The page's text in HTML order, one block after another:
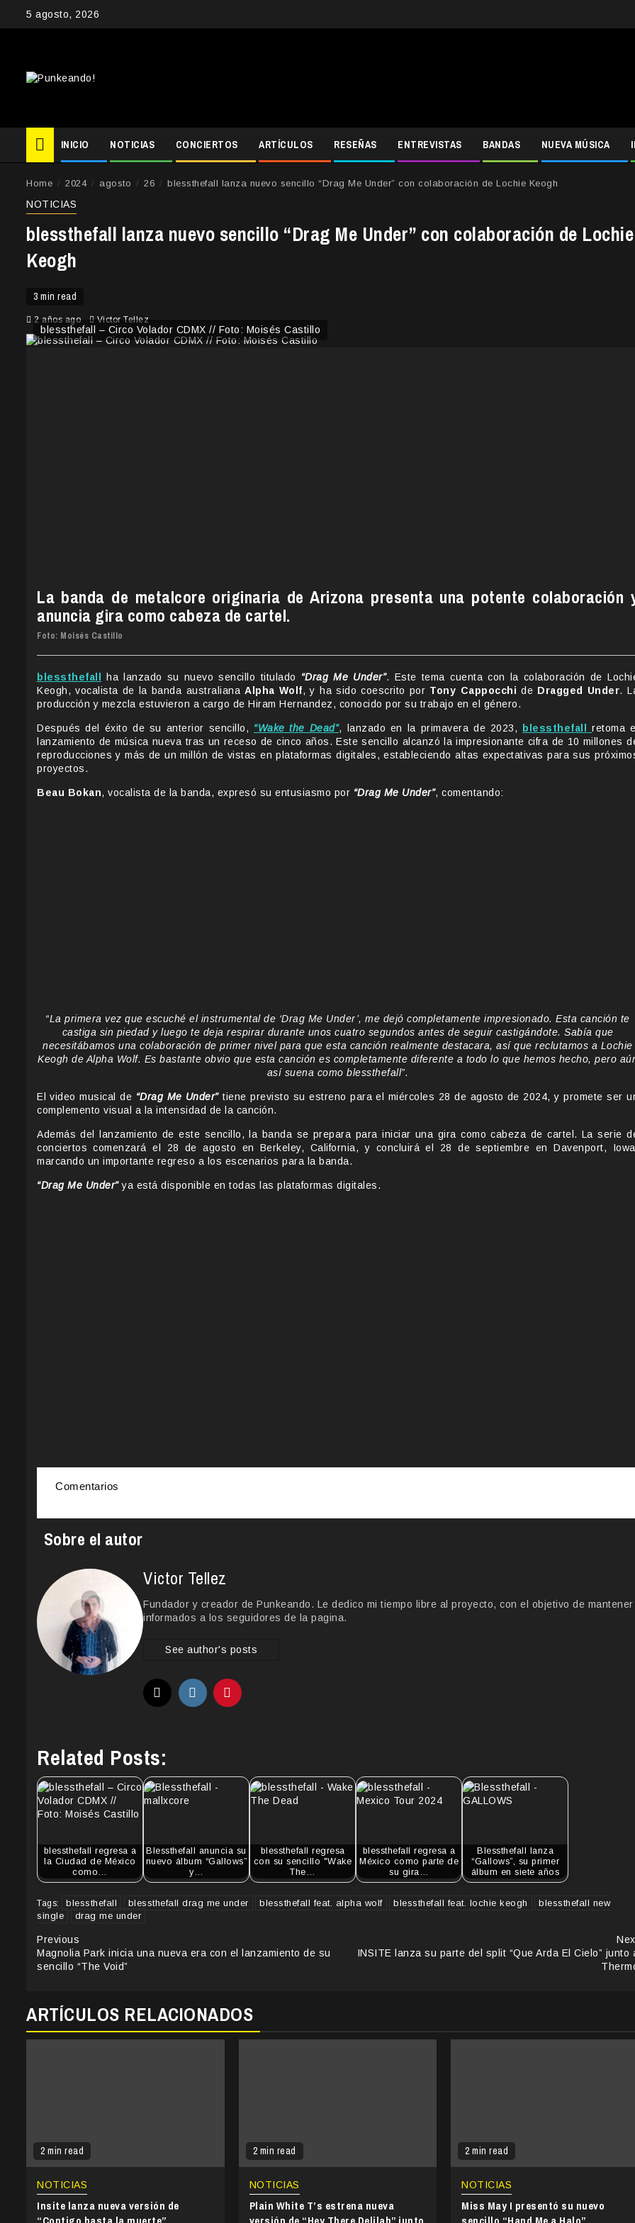
5 agosto, 2026
INICIO NOTICIAS CONCIERTOS ARTÍCULOS RESEÑAS ENTREVISTAS BANDAS NUEVA MÚSICA
Home 2024 agosto 26 blessthefall lanza nuevo sencillo “Drag Me Under” con colaboración de Lochie Keogh
NOTICIAS
blessthefall lanza nuevo sencillo “Drag Me Under” con colaboración de Lochie
Keogh
3 min read
2 años ago Victor Tellez
blessthefall – Circo Volador CDMX // Foto: Moisés Castillo
La banda de metalcore originaria de Arizona presenta una potente colaboración
anuncia gira como cabeza de cartel.
Foto: Moisés Castillo
blessthefall ha lanzado su nuevo sencillo titulado “Drag Me Under”. Este tema cuenta con la colaboración de
Keogh, vocalista de la banda australianaAlpha Wolf, y ha sido coescrito por Tony Cappocchi de Dragged Under.
producción y mezcla estuvieron a cargo de Hiram Hernandez, conocido por su trabajo en el género.
Después del éxito de su anterior sencillo, “Wake the Dead”, lanzado en la primavera de 2023, blessthefall
retoma el
lanzamiento de música nueva tras un receso de cinco años. Este sencillo alcanzó la impresionante cifra de 10 millones
reproducciones y más de un millón de vistas en plataformas digitales, estableciendo altas expectativas para sus
proyectos.
Beau Bokan, vocalista de la banda, expresó su entusiasmo por “Drag Me Under”, comentando:
“La primera vez que escuché el instrumental de ‘Drag Me Under’, me dejó completamente impresionado. Esta canción te
castiga sin piedad y luego te deja respirar durante unos cuatro segundos antes de seguir castigándote. Sabía que
necesitábamos una colaboración de primer nivel para que esta canción realmente destacara, así que reclutamos a Lochie
Keogh de Alpha Wolf. Es bastante obvio que esta canción es completamente diferente a todo lo que hemos hecho, pero
así suena como blessthefall”.
El video musical de “Drag Me Under”tiene previsto su estreno para el miércoles 28 de agosto de 2024, y promete ser
complemento visual a la intensidad de la canción.
Además del lanzamiento de este sencillo, la banda se prepara para iniciar una gira como cabeza de cartel. La serie
conciertos comenzará el 28 de agosto en Berkeley, California, y concluirá el 28 de septiembre en Davenport,
marcando un importante regreso a los escenarios para la banda.
“Drag Me Under”ya está disponible en todas las plataformas digitales.
Comentarios
Sobre el autor
Victor Tellez
Fundador y creador de Punkeando. Le dedico mi tiempo libre al proyecto, con el objetivo de mantener
informados a los seguidores de la pagina.
See author's posts
Related Posts:
blessthefall regresa a
la Ciudad de México
como…
Blessthefall anuncia su
nuevo álbum “Gallows”
y…
blessthefall regresa
con su sencillo "Wake
The…
blessthefall regresa a
México como parte de
su gira…
Blessthefall lanza
“Gallows”, su primer
álbum en siete años
Tags: blessthefall blessthefall drag me under blessthefall feat. alpha wolf blessthefall feat. lochie keogh
blessthefall new
single
drag me under
Continue
Reading
Previous
Magnolia Park inicia una nueva era con el lanzamiento de su
sencillo “The Void”
INSITE lanza su parte del split “Que Arda El Cielo” junto
ARTÍCULOS RELACIONADOS
2 min read
NOTICIAS
Insite lanza nueva versión de
2 min read
NOTICIAS
Plain White T’s estrena nueva
2 min read
NOTICIAS
Miss May I presentó su nuevo